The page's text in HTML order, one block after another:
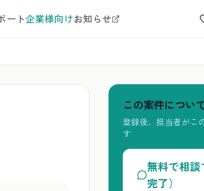
ート企業様向けお知らせ
この案件につい
登録後、担当者がこ
す
無料で相
完了）